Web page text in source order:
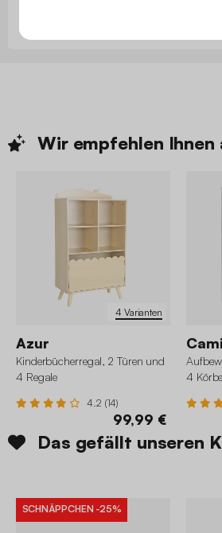
Wir empfehlen Ihnen
4 Varianten
Azur
Kinderbücherregal, 2 Türen und
4 Regale
4.2 (14)
99,99 €
4
Das gefällt unseren
SCHNÄPPCHEN -25%